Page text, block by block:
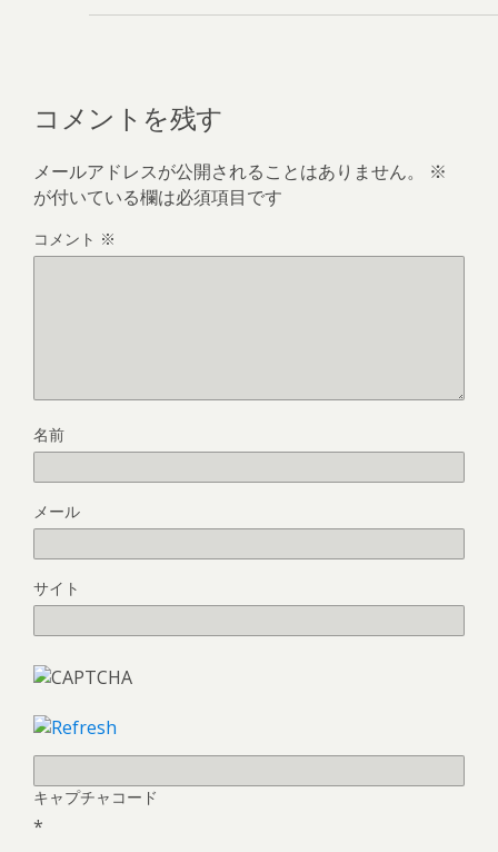
コメントを残す
メールアドレスが公開されることはありません。
※
が付いている欄は必須項目です
コメント ※
名前
メール
サイト
キャプチャコード
*